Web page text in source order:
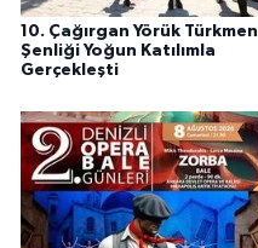
10. Çağırgan Yörük Türkmen
Şenliği Yoğun Katılımla
Gerçekleşti